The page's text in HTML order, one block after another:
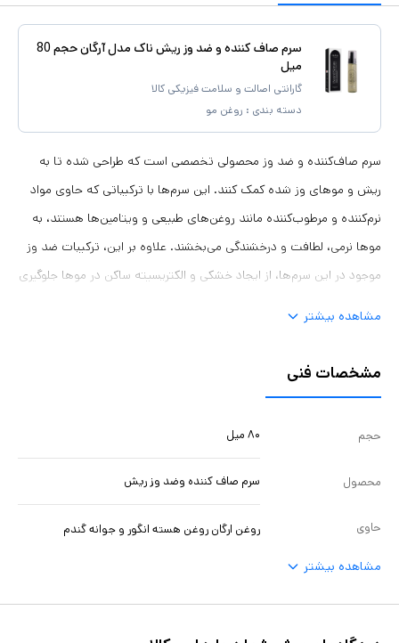
سرم صاف کننده و ضد وز ریش ناک مدل آرگان حجم 80
میل
گارانتی اصالت و سلامت فیزیکی کالا
دسته بندی : روغن مو
سرم‌ صاف‌کننده و ضد وز محصولی تخصصی است که طراحی شده‌ تا به
ریش و موهای وز شده کمک کنند. این سرم‌ها با ترکیباتی که حاوی مواد
نرم‌کننده و مرطوب‌کننده مانند روغن‌های طبیعی و ویتامین‌ها هستند، به
موها نرمی، لطافت و درخشندگی می‌بخشند. علاوه بر این، ترکیبات ضد وز
موجود در این سرم‌ها، از ایجاد خشکی و الکتریسیته ساکن در موها جلوگیری
محصول را مطالعه کرده و به طور منظم از آن استفاده نمایید. بیشتر این
محصولات پس از شستشوی موها به صورت ماساژی روی موهای خشک یا
مرطوب، مخصوصاً در ناحیه‌ی سر بکار می‌روند و بدون نیاز به شستشوی
دوباره، جذب می‌شوند.
مشاهده بیشتر
مشخصات فنی
حجم ۸۰ میل
محصول سرم صاف کننده وضد وز ریش
حاوی روغن ارگان روغن هسته انگور و جوانه گندم
مشاهده بیشتر